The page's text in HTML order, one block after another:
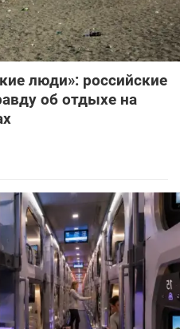
люди»: российские
об отдыхе на